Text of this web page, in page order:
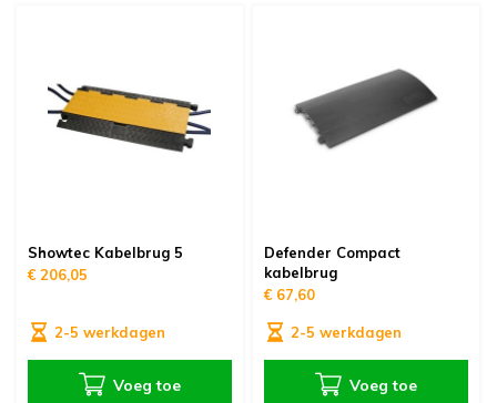
Showtec Kabelbrug 5
€ 206,05
2-5 werkdagen
Voeg toe
Defender Compact
kabelbrug
€ 67,60
2-5 werkdagen
Voeg toe